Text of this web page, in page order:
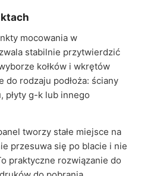
mocowania w
stabilnie przytwierdzić
kołków i wkrętów
do rodzaju podłoża: ściany
płyty g-k lub innego
tworzy stałe miejsce na
przesuwa się po blacie i nie
praktyczne rozwiązanie do